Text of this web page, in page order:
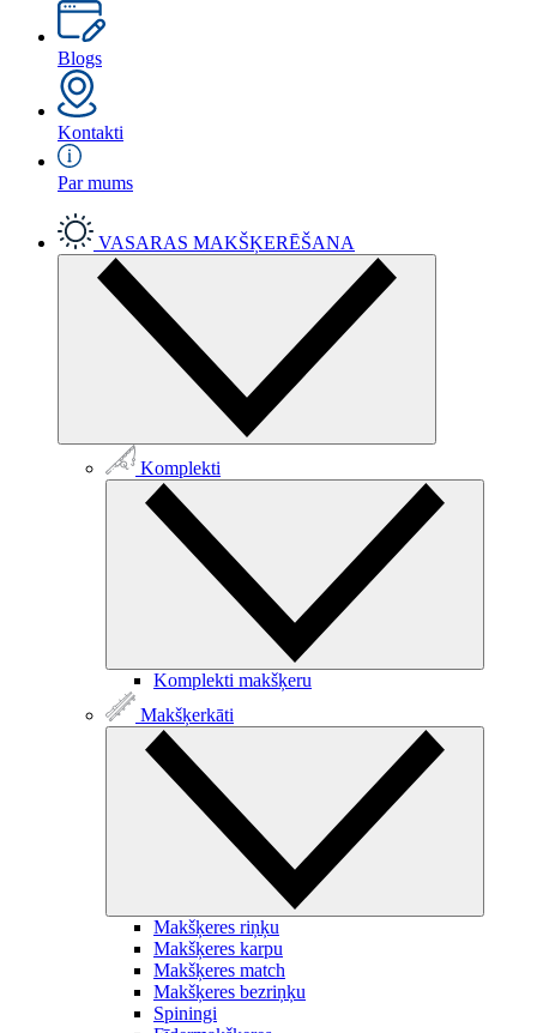
Blogs
Kontakti
Par mums
VASARAS MAKŠĶERĒŠANA
Komplekti
Komplekti makšķeru
Makšķerkāti
Makšķeres riņķu
Makšķeres karpu
Makšķeres match
Makšķeres bezriņķu
Spiningi